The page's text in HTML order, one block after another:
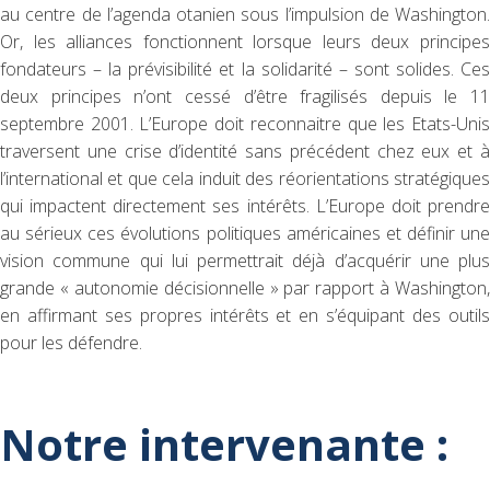
au centre de l’agenda otanien sous l’impulsion de Washington.
Or, les alliances fonctionnent lorsque leurs deux principes
fondateurs – la prévisibilité et la solidarité – sont solides. Ces
deux principes n’ont cessé d’être fragilisés depuis le 11
septembre 2001. L’Europe doit reconnaitre que les Etats-Unis
traversent une crise d’identité sans précédent chez eux et à
l’international et que cela induit des réorientations stratégiques
qui impactent directement ses intérêts. L’Europe doit prendre
au sérieux ces évolutions politiques américaines et définir une
vision commune qui lui permettrait déjà d’acquérir une plus
grande « autonomie décisionnelle » par rapport à Washington,
en affirmant ses propres intérêts et en s’équipant des outils
pour les défendre.
Notre intervenante :